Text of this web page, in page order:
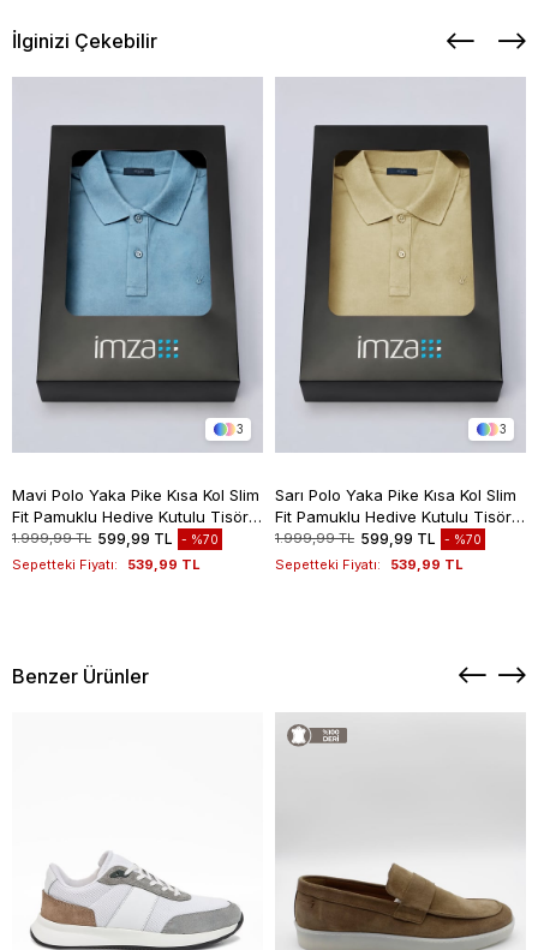
İlginizi Çekebilir
3
Mavi Polo Yaka Pike Kısa Kol Slim
Fit Pamuklu Hediye Kutulu Tişört
1011260169
1.999,99 TL 599,99 TL %70
Sepetteki Fiyatı: 539,99 TL
3
Sarı Polo Yaka Pike Kısa Kol Slim
Fit Pamuklu Hediye Kutulu Tişört
1011260169
1.999,99 TL 599,99 TL %70
Sepetteki Fiyatı: 539,99 TL
Benzer Ürünler